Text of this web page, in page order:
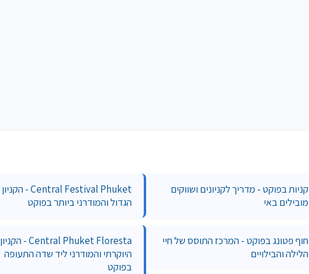
קניות בפוקט - מדריך לקניונים ושווקים
מובילים באי
Central Festival Phuket - הקניון
הגדול והמודרני ביותר בפוקט
חוף פטונג בפוקט - המרכז התוסס של חיי
הלילה והבילויים
Central Phuket Floresta - הקניון
היוקרתי והמודרני ליד שדה התעופה
בפוקט